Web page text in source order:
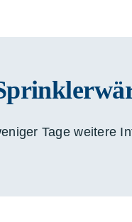
Tage weitere